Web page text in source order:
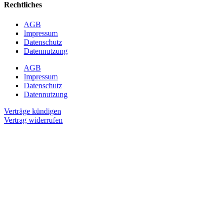
Rechtliches
AGB
Impressum
Datenschutz
Datennutzung
AGB
Impressum
Datenschutz
Datennutzung
Verträge kündigen
Vertrag widerrufen